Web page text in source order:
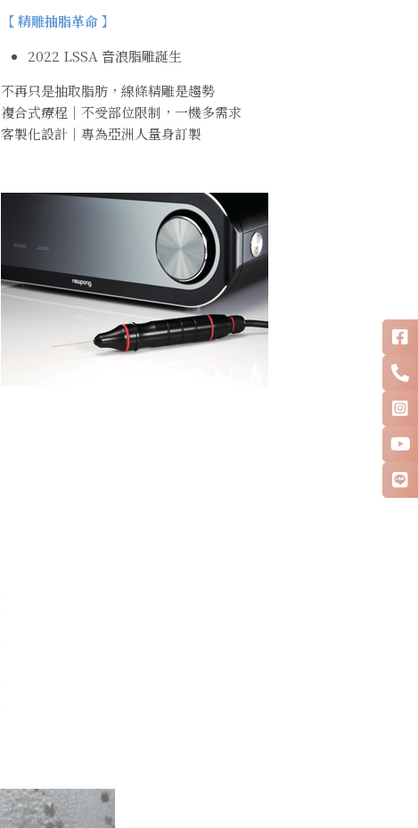
【 精雕抽脂革命 】
2022 LSSA ⾳浪脂雕誕生
不再只是抽取脂肪，線條精雕是趨勢
複合式療程｜不受部位限制，⼀機多需求
客製化設計｜專為亞洲⼈量身訂製